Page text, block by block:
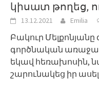
կիսատ թողեց,
13.12.2021 Emilia
Բակուր Մելքոնյանը
գործնական
եկավ հեռախոսին,
շարունակեց իր